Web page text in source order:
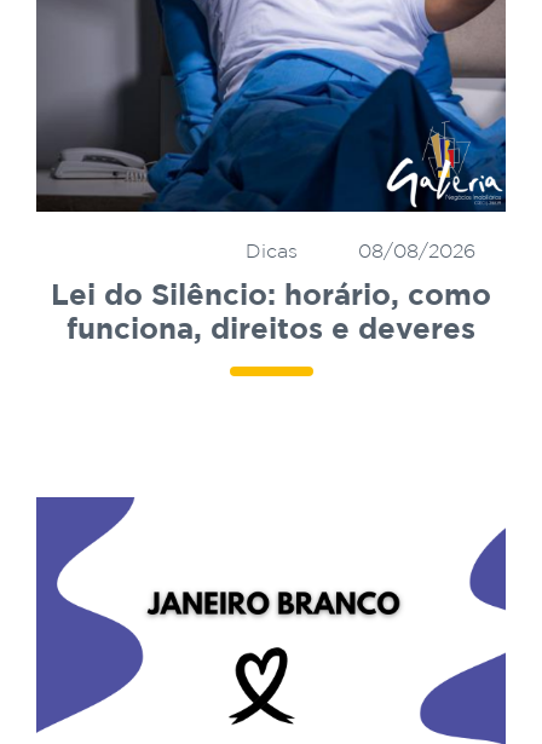
08/08/2026
Dicas
Lei do Silêncio: horário, como
funciona, direitos e deveres